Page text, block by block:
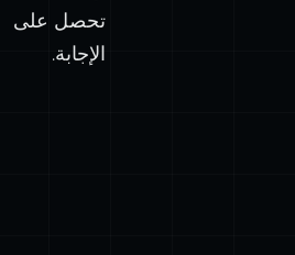
تحصل على
الإجابة.